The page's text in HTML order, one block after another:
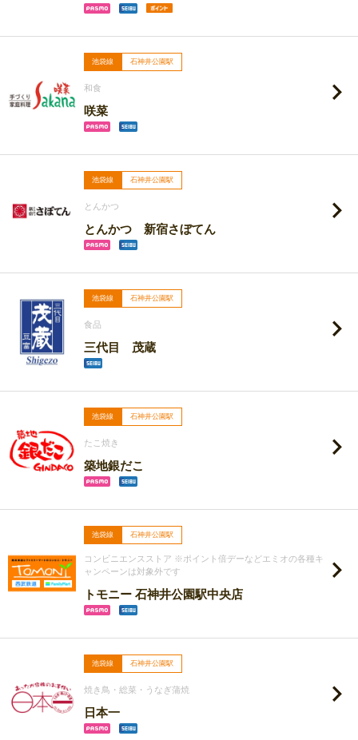
池袋線 石神井公園駅
和食
咲菜
池袋線 石神井公園駅
とんかつ
とんかつ 新宿さぼてん
池袋線 石神井公園駅
食品
三代目 茂蔵
池袋線 石神井公園駅
たこ焼き
築地銀だこ
池袋線 石神井公園駅
コンビニエンスストア ※ポイント倍デーなどエミオの各種キ
ャンペーンは対象外です
トモニー 石神井公園駅中央店
池袋線 石神井公園駅
焼き鳥・総菜・うなぎ蒲焼
日本一